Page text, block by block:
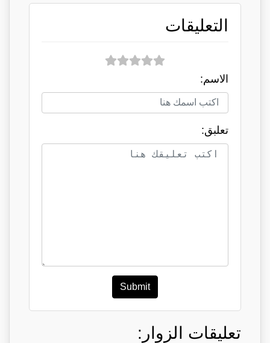
التعليقات
الاسم:
تعلبق:
Submit
تعليقات الزوار: